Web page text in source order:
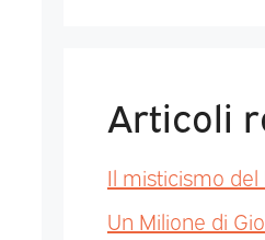
Articoli
Il misticismo del
Un Milione di